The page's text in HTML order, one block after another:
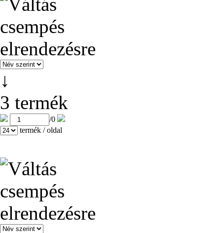
↓
3 termék
/0
termék / oldal